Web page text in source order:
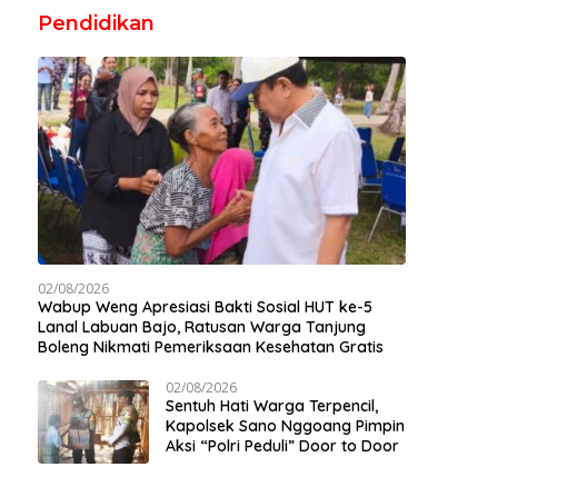
Pendidikan
02/08/2026
Wabup Weng Apresiasi Bakti Sosial HUT ke-5
Lanal Labuan Bajo, Ratusan Warga Tanjung
Boleng Nikmati Pemeriksaan Kesehatan Gratis
02/08/2026
Sentuh Hati Warga Terpencil,
Kapolsek Sano Nggoang Pimpin
Aksi “Polri Peduli” Door to Door